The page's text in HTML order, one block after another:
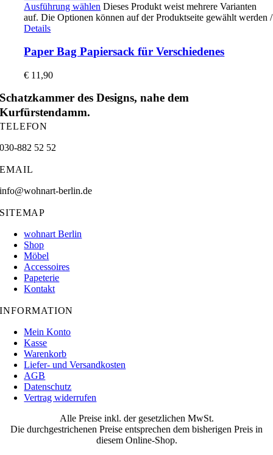
Ausführung wählen Dieses Produkt weist mehrere Varianten
auf. Die Optionen können auf der Produktseite gewählt werden/
Details
Paper Bag Papiersack für Verschiedenes
€ 11,90
Schatzkammer des Designs, nahe dem
Kurfürstendamm.
TELEFON
030-882 52 52
EMAIL
info@wohnart-berlin.de
SITEMAP
wohnart Berlin
Shop
Möbel
Accessoires
Papeterie
Kontakt
INFORMATION
Mein Konto
Kasse
Warenkorb
Liefer- und Versandkosten
AGB
Datenschutz
Vertrag widerrufen
Alle Preise inkl. der gesetzlichen MwSt.
Die durchgestrichenen Preise entsprechen dem bisherigen Preis in
diesem Online-Shop.